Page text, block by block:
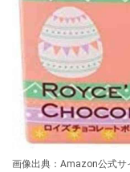
画像出典：Amazon公式